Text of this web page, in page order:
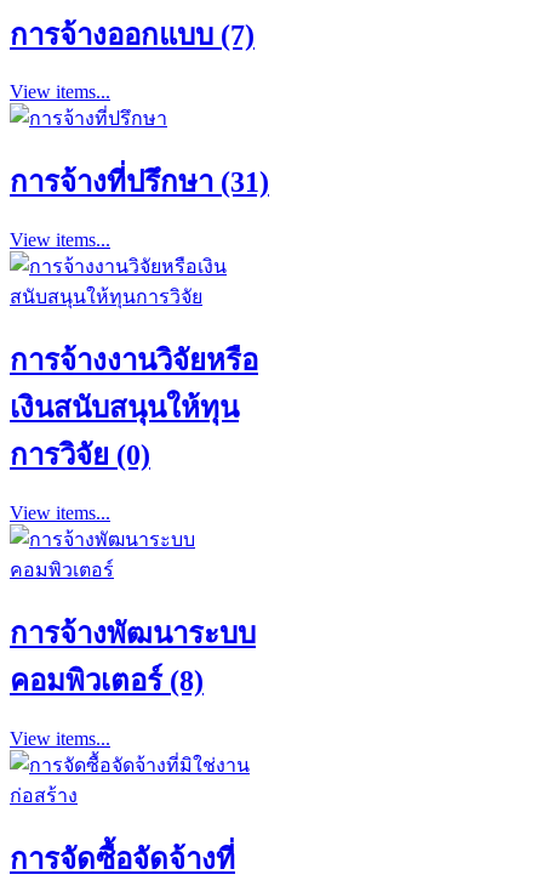
การจ้างออกแบบ (7)
View items...
การจ้างที่ปรึกษา (31)
View items...
การจ้างงานวิจัยหรือ
เงินสนับสนุนให้ทุน
การวิจัย (0)
View items...
การจ้างพัฒนาระบบ
คอมพิวเตอร์ (8)
View items...
การจัดซื้อจัดจ้างที่